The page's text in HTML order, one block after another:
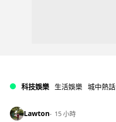
科技娛樂 生活娛樂 城中熱話
Lawton 15 小時